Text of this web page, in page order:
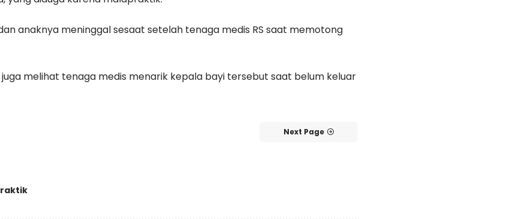
anaknya meninggal sesaat setelah tenaga medis RS saat memotong
juga melihat tenaga medis menarik kepala bayi tersebut saat belum keluar
Next Page